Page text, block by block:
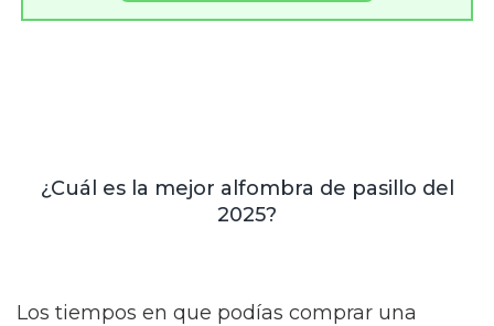
¿Cuál es la mejor alfombra de pasillo del
2025?
Los tiempos en que podías comprar una